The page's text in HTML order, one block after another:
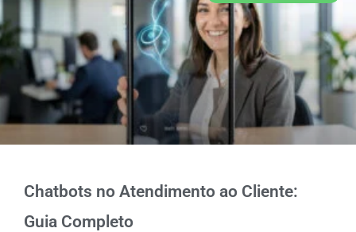
Chatbots no Atendimento ao Cliente:
Guia Completo